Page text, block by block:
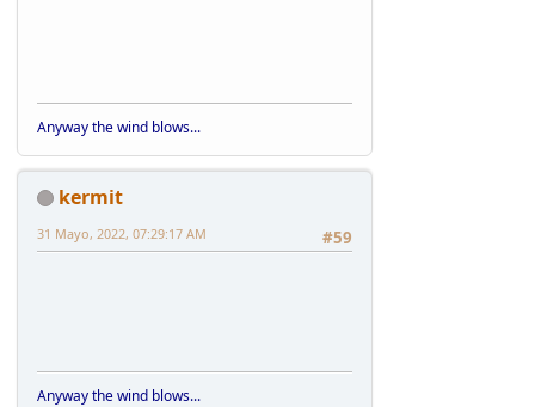
Anyway the wind blows...
kermit
#59
31 Mayo, 2022, 07:29:17 AM
Anyway the wind blows...